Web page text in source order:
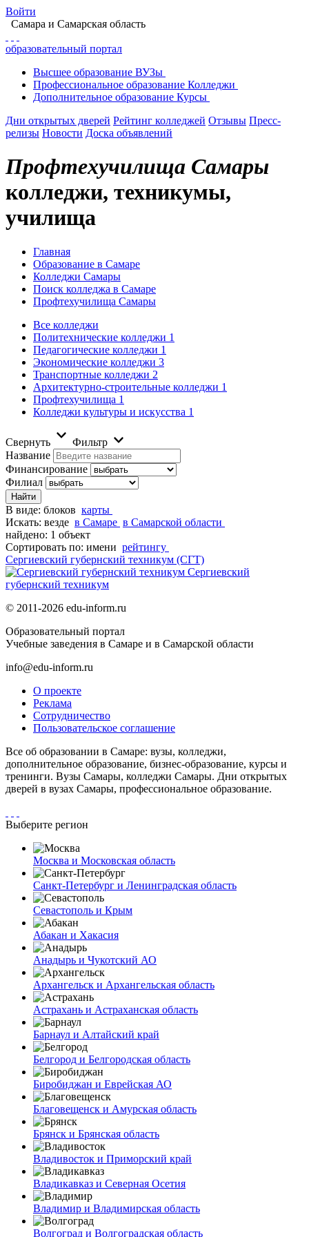
Войти
Самара и Самарская область
образовательный портал
Высшее образование ВУЗы
Профессиональное образование Колледжи
Дополнительное образование Курсы
Дни открытых дверей Рейтинг колледжей Отзывы Пресс-
релизы Новости Доска объявлений
Профтехучилища Самары
колледжи, техникумы,
училища
Главная
Образование в Самаре
Колледжи Самары
Поиск колледжа в Самаре
Профтехучилища Самары
Все колледжи
Политехнические колледжи 1
Педагогические колледжи 1
Экономические колледжи 3
Транспортные колледжи 2
Архитектурно-строительные колледжи 1
Профтехучилища 1
Колледжи культуры и искусства 1
Свернуть
Фильтр
Название
Финансирование
Филиал
В виде: блоков карты
Искать: везде в Самаре в Самарской области
найдено: 1 объект
Сортировать по: имени рейтингу
Сергиевский губернский техникум (СГТ)
Сергиевский
губернский техникум
© 2011-2026 edu-inform.ru
Образовательный портал
Учебные заведения в Самаре и в Самарской области
info@edu-inform.ru
О проекте
Реклама
Сотрудничество
Пользовательское соглашение
Все об образовании в Самаре: вузы, колледжи,
дополнительное образование, бизнес-образование, курсы и
тренинги. Вузы Самары, колледжи Самары. Дни открытых
дверей в вузах Самары, профессиональное образование.
Выберите регион
Москва и Московская область
Санкт-Петербург и Ленинградская область
Севастополь и Крым
Абакан и Хакасия
Анадырь и Чукотский АО
Архангельск и Архангельская область
Астрахань и Астраханская область
Барнаул и Алтайский край
Белгород и Белгородская область
Биробиджан и Еврейская АО
Благовещенск и Амурская область
Брянск и Брянская область
Владивосток и Приморский край
Владикавказ и Северная Осетия
Владимир и Владимирская область
Волгоград и Волгоградская область